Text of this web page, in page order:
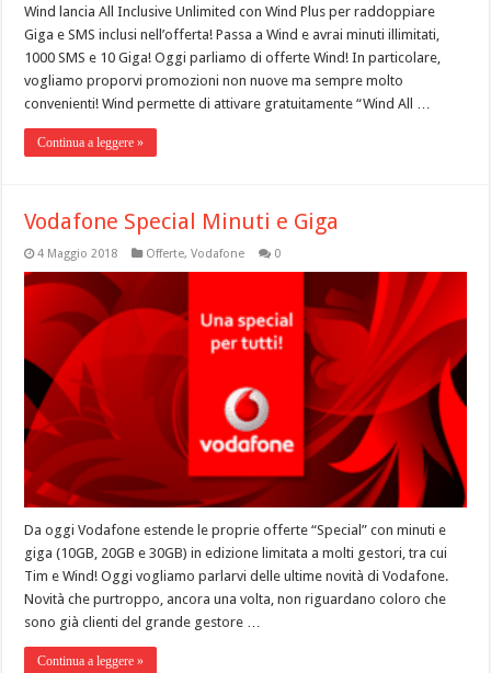
Wind lancia All Inclusive Unlimited con Wind Plus per raddoppiare
Giga e SMS inclusi nell’offerta! Passa a Wind e avrai minuti illimitati,
1000 SMS e 10 Giga! Oggi parliamo di offerte Wind! In particolare,
vogliamo proporvi promozioni non nuove ma sempre molto
convenienti! Wind permette di attivare gratuitamente “Wind All …
Continua a leggere »
Vodafone Special Minuti e Giga
4 Maggio 2018 Offerte,Vodafone 0
Da oggi Vodafone estende le proprie offerte “Special” con minuti e
giga (10GB, 20GB e 30GB) in edizione limitata a molti gestori, tra cui
Tim e Wind! Oggi vogliamo parlarvi delle ultime novità di Vodafone.
Novità che purtroppo, ancora una volta, non riguardano coloro che
sono già clienti del grande gestore …
Continua a leggere »